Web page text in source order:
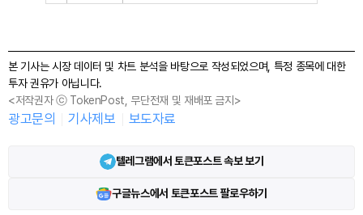
본 기사는 시장 데이터 및 차트 분석을 바탕으로 작성되었으며, 특정 종목에 대한
투자 권유가 아닙니다.
<저작권자 ⓒ TokenPost, 무단전재 및 재배포 금지>
광고문의 기사제보 보도자료
텔레그램에서 토큰포스트 속보 보기
구글뉴스에서 토큰포스트 팔로우하기